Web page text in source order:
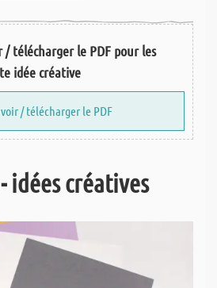
/ télécharger le PDF pour les
idée créative
voir / télécharger le PDF
idées créatives